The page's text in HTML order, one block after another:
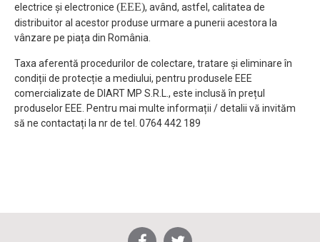
electrice și electronice (EEE), având, astfel, calitatea de
distribuitor al acestor produse urmare a punerii acestora la
vânzare pe piața din România.
Taxa aferentă procedurilor de colectare, tratare și eliminare în
condiții de protecție a mediului, pentru produsele EEE
comercializate de DIART MP S.R.L., este inclusă în prețul
produselor EEE. Pentru mai multe informații / detalii vă invităm
să ne contactați la nr de tel. 0764 442 189